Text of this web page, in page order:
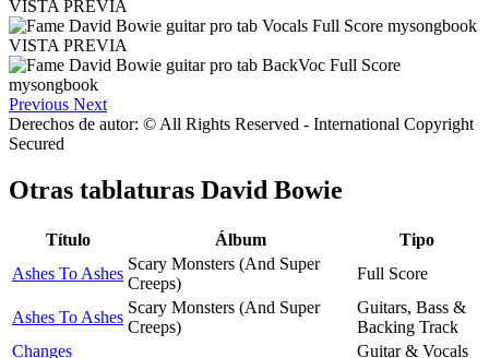
VISTA PREVIA
VISTA PREVIA
Previous Next
Derechos de autor: © All Rights Reserved - International Copyright
Secured
Otras tablaturas David Bowie
Título Álbum
Tipo
Ashes To Ashes
Scary Monsters (And Super
Creeps)
Full Score
Ashes To Ashes
Scary Monsters (And Super
Creeps)
Guitars, Bass &
Backing Track
Changes
Guitar & Vocals